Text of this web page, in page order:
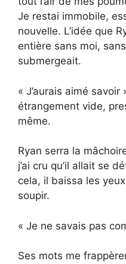
Je restai immobile,
nouvelle. L’idée que
entière sans moi,
submergeait.
« J’aurais aimé
étrangement vide,
même.
Ryan serra la
j’ai cru qu’il allait se
cela, il baissa les
soupir.
« Je ne savais pas
Ses mots me